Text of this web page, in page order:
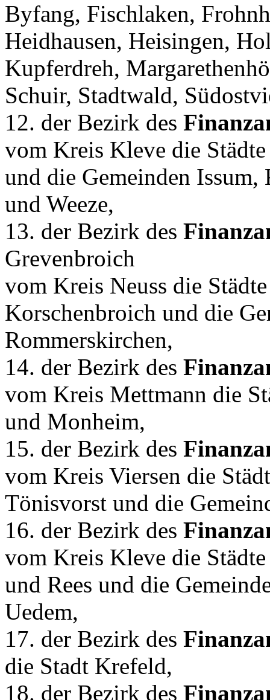
Byfang, Fischlaken,
Heidhausen, Heisingen,
Kupferdreh,
Schuir, Stadtwald,
12. der Bezirk des
vom Kreis Kleve die
und die Gemeinden
und Weeze,
13. der Bezirk des
Grevenbroich
vom Kreis Neuss die
Korschenbroich und die
Rommerskirchen,
14. der Bezirk des
vom Kreis Mettmann die
und Monheim,
15. der Bezirk des
vom Kreis Viersen die
Tönisvorst und die
16. der Bezirk des
vom Kreis Kleve die
und Rees und die
Uedem,
17. der Bezirk des
die Stadt Krefeld,
18. der Bezirk des